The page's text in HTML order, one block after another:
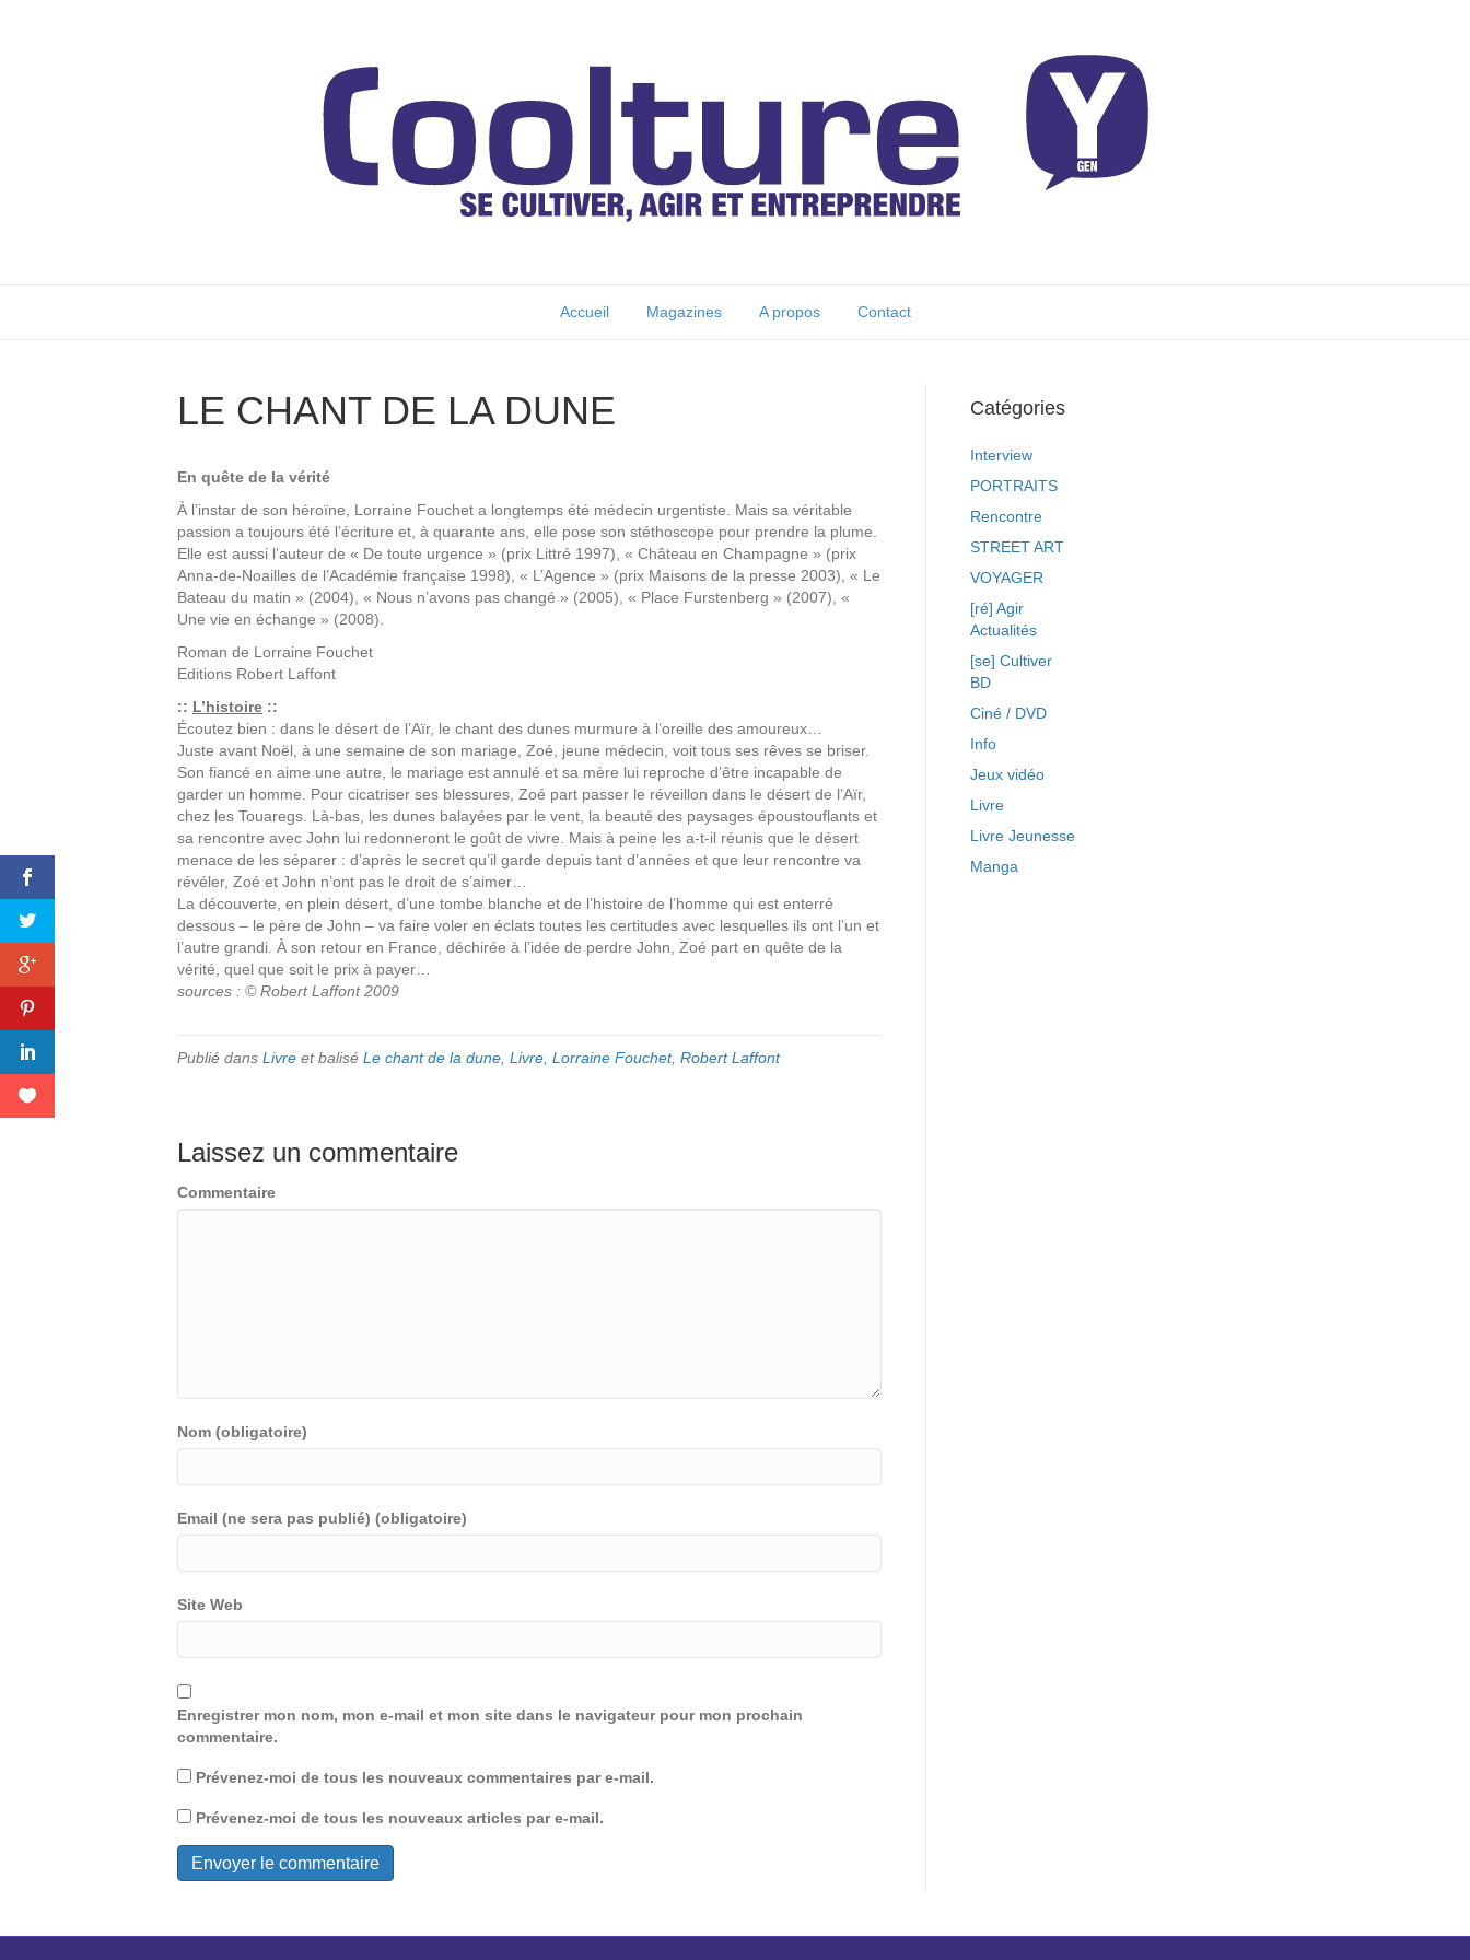
Accueil Magazines A propos Contact
LE CHANT DE LA DUNE
En quête de la vérité
À l’instar de son héroïne, Lorraine Fouchet a longtemps été médecin urgentiste. Mais sa véritable
passion a toujours été l’écriture et, à quarante ans, elle pose son stéthoscope pour prendre la plume.
Elle est aussi l’auteur de « De toute urgence » (prix Littré 1997), « Château en Champagne » (prix
Anna-de-Noailles de l’Académie française 1998), « L’Agence » (prix Maisons de la presse 2003), « Le
Bateau du matin » (2004), « Nous n’avons pas changé » (2005), « Place Furstenberg » (2007), «
Une vie en échange » (2008).
Roman de Lorraine Fouchet
Editions Robert Laffont
:: L’histoire ::
Écoutez bien : dans le désert de l’Aïr, le chant des dunes murmure à l’oreille des amoureux…
Juste avant Noël, à une semaine de son mariage, Zoé, jeune médecin, voit tous ses rêves se briser.
Son fiancé en aime une autre, le mariage est annulé et sa mère lui reproche d’être incapable de
garder un homme. Pour cicatriser ses blessures, Zoé part passer le réveillon dans le désert de l’Aïr,
chez les Touaregs. Là-bas, les dunes balayées par le vent, la beauté des paysages époustouflants et
sa rencontre avec John lui redonneront le goût de vivre. Mais à peine les a-t-il réunis que le désert
menace de les séparer : d’après le secret qu’il garde depuis tant d’années et que leur rencontre va
révéler, Zoé et John n’ont pas le droit de s’aimer…
La découverte, en plein désert, d’une tombe blanche et de l’histoire de l’homme qui est enterré
dessous – le père de John – va faire voler en éclats toutes les certitudes avec lesquelles ils ont l’un et
l’autre grandi. À son retour en France, déchirée à l’idée de perdre John, Zoé part en quête de la
vérité, quel que soit le prix à payer…
sources : © Robert Laffont 2009
Publié dans Livre et balisé Le chant de la dune Livre Lorraine Fouchet, Robert Laffont
Laissez un commentaire
Commentaire
Nom (obligatoire)
Email (ne sera pas publié) (obligatoire)
Site Web
Enregistrer mon nom, mon e-mail et mon site dans le navigateur pour mon prochain
commentaire.
Prévenez-moi de tous les nouveaux commentaires par e-mail.
Prévenez-moi de tous les nouveaux articles par e-mail.
Catégories
Interview
PORTRAITS
Rencontre
STREET ART
VOYAGER
[ré] Agir
Actualités
[se] Cultiver
BD
Ciné / DVD
Info
Jeux vidéo
Livre
Livre Jeunesse
Manga